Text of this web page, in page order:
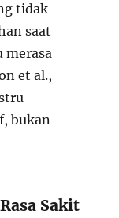
tidak
saat
merasa
et al.,
bukan
Sakit